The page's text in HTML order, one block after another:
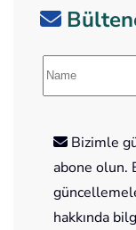
Bizimle
abone olun.
hakkında